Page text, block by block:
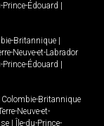
Prince-Édouard
Britannique
Neuve-et-Labrador
Prince-Édouard
Colombie-Britannique
Neuve-et-
Île-du-Prince-